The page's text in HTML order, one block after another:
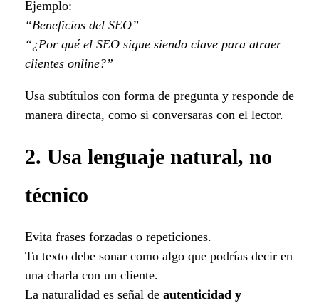
Ejemplo:
“Beneficios del SEO”
“¿Por qué el SEO sigue siendo clave para atraer
clientes online?”
Usa subtítulos con forma de pregunta y responde de
manera directa, como si conversaras con el lector.
2. Usa lenguaje natural, no
técnico
Evita frases forzadas o repeticiones.
Tu texto debe sonar como algo que podrías decir en
una charla con un cliente.
La naturalidad es señal de autenticidad y